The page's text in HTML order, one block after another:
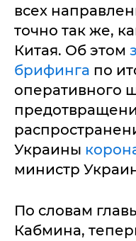
всех
точно так же,
Китая. Об этом
брифинга по
оперативного
Украины
министр
По словам
Кабмина,